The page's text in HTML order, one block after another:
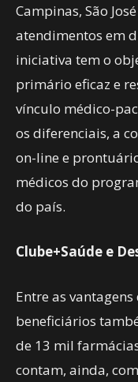
Campinas, São
atendimentos em
iniciativa tem o
primário eficaz e
vínculo médico-
os diferenciais, a
on-line e
médicos do
do país.
Clube+Saúde e
Entre as
beneficiários
de 13 mil
contam, ainda,